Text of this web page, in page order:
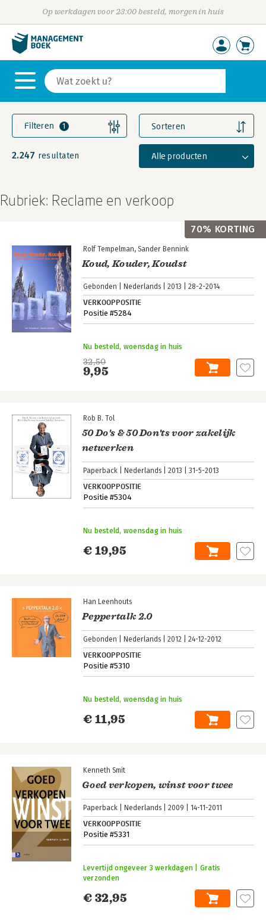
Op werkdagen voor 23:00 besteld, morgen in huis
Filteren 1 Sorteren
2.247 resultaten Alle producten
Rubriek: Reclame en verkoop
Rolf Tempelman Sander Bennink
Koud, Kouder, Koudst
Gebonden Nederlands 2013 28-2-2014
VERKOOPPOSITIE
Positie #5284
32,50
9,95
Nu besteld, woensdag in huis
70% KORTING
Rob B. Tol
50 Do's & 50 Don'ts voor zakelijk
netwerken
Paperback Nederlands 2013 31-5-2013
VERKOOPPOSITIE
Positie #5304
€ 19,95
Nu besteld, woensdag in huis
Han Leenhouts
Peppertalk 2.0
Gebonden Nederlands 2012 24-12-2012
VERKOOPPOSITIE
Positie #5310
€ 11,95
Nu besteld, woensdag in huis
Kenneth Smit
Goed verkopen, winst voor twee
Paperback Nederlands 2009 14-11-2011
VERKOOPPOSITIE
Positie #5331
€ 32,95
Levertijd ongeveer 3 werkdagen | Gratis
verzonden